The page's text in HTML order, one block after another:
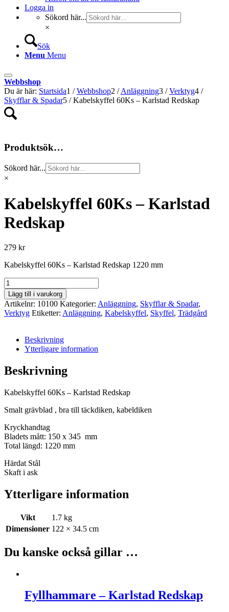
Logga in
Sökord här...
×
Sök
Menu Menu
Webbshop
Du är här: Startsida1 / Webbshop2 / Anläggning3 / Verktyg4 /
Skyfflar & Spadar5 / Kabelskyffel 60Ks – Karlstad Redskap
Produktsök…
Sökord här...
×
Kabelskyffel 60Ks – Karlstad
Redskap
279 kr
Kabelskyffel 60Ks – Karlstad Redskap 1220 mm
Kabelskyffel
60Ks
-
Karlstad
Redskap
Lägg till i varukorg
Artikelnr: 10100 Kategorier: Anläggning, Skyfflar & Spadar,
Verktyg Etiketter: Anläggning, Kabelskyffel, Skyffel, Trädgård
Beskrivning
Ytterligare information
Beskrivning
Kabelskyffel 60Ks – Karlstad Redskap
Smalt grävblad , bra till täckdiken, kabeldiken
Kryckhandtag
Bladets mått: 150 x 345 mm
Total längd: 1220 mm
Härdat Stål
Skaft i ask
Ytterligare information
Vikt
1.7 kg
Dimensioner 122 × 34.5 cm
Du kanske också gillar …
Fyllhammare – Karlstad Redskap